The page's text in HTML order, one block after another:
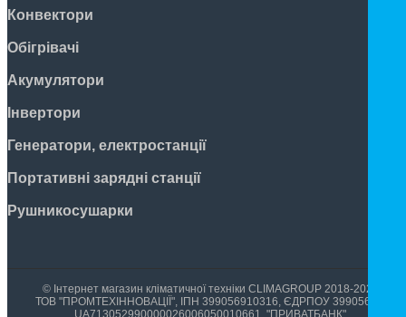
Конвектори
Обігрівачі
Акумулятори
Інвертори
Генератори, електростанції
Портативні зарядні станції
Рушникосушарки
© Інтернет магазин кліматичної техніки CLIMAGROUP 2018-2026
ТОВ "ПРОМТЕХІННОВАЦІЇ", ІПН 399056910316, ЄДРПОУ 39905699,
UA713052990000026006050010661, "ПРИВАТБАНК"